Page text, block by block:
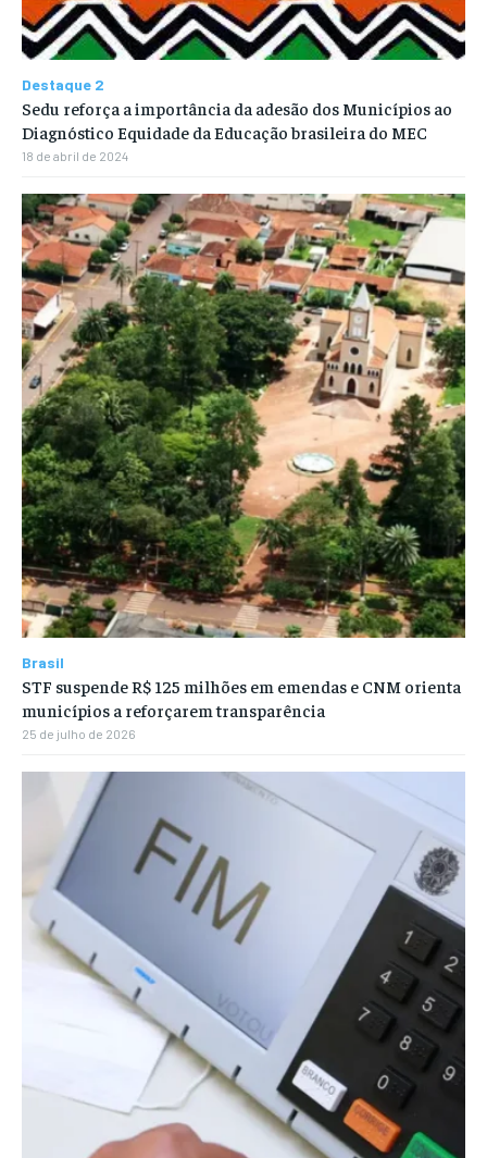
Destaque 2
Sedu reforça a importância da adesão dos Municípios ao
Diagnóstico Equidade da Educação brasileira do MEC
18 de abril de 2024
Brasil
STF suspende R$ 125 milhões em emendas e CNM orienta
municípios a reforçarem transparência
25 de julho de 2026